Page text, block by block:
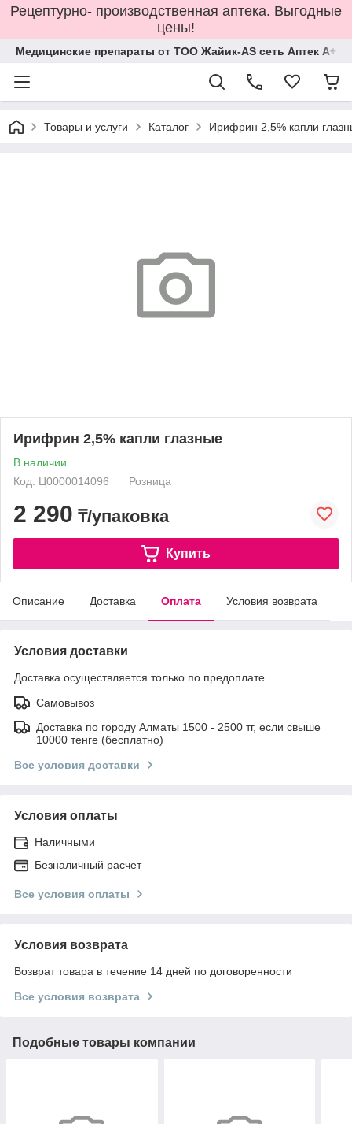
Рецептурно- производственная аптека. Выгодные
цены!
Медицинские препараты от ТОО Жайик-AS сеть Аптек А+
Товары и услуги Каталог Ирифрин 2,5% капли
Ирифрин 2,5% капли глазные
В наличии
Код: Ц0000014096
Розница
2 290 ₸/упаковка
Купить
Описание Доставка Оплата Условия возврата
Условия доставки
Доставка осуществляется только по предоплате.
Самовывоз
Доставка по городу Алматы 1500 - 2500 тг, если свыше
10000 тенге (бесплатно)
Все условия доставки
Условия оплаты
Наличными
Безналичный расчет
Все условия оплаты
Условия возврата
Возврат товара в течение 14 дней по договоренности
Все условия возврата
Подобные товары компании